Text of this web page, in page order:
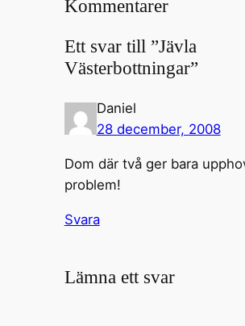
Kommentarer
Ett svar till ”Jävla
Västerbottningar”
Daniel
28 december, 2008
Dom där två ger bara
problem!
Svara
Lämna ett svar